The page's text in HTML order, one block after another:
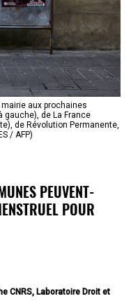
aux prochaines
de La France
de Révolution Permanente,
/ AFP)
PEUVENT-
POUR
CNRS, Laboratoire Droit et